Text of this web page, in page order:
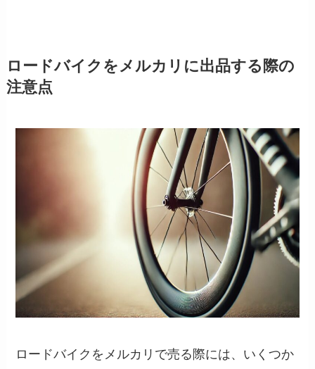
ロードバイクをメルカリに出品する際の
注意点
ロードバイクをメルカリで売る際には、いくつか